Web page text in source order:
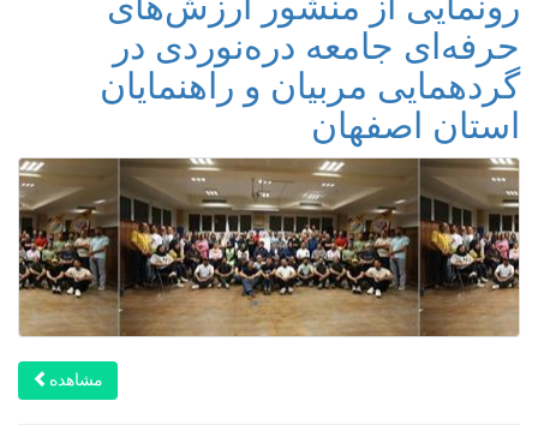
حرفه‌ای جامعه دره‌نوردی در
گردهمایی مربیان و راهنمایان
استان اصفهان
مشاهده